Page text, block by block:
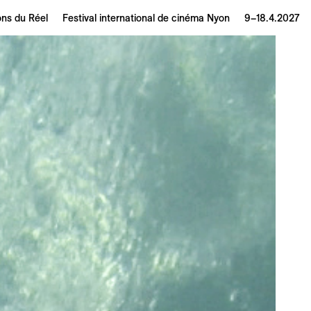
du Réel Festival international de cinéma Nyon 9–18.4.2027